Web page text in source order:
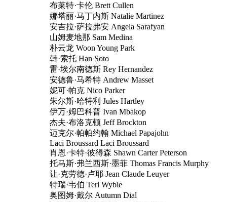
布莱特·卡伦 Brett Cullen
娜塔丽·马丁内斯 Natalie Martinez
安吉拉·萨拉弗安 Angela Sarafyan
山姆麦地那 Sam Medina
朴云龙 Woon Young Park
韩·索托 Han Soto
雷·埃尔南德斯 Rey Hernandez
安德鲁·马希特 Andrew Masset
妮可·帕克 Nico Parker
朱尔斯·哈特利 Jules Hartley
伊万·姆巴科普 Ivan Mbakop
杰夫·布洛克顿 Jeff Brockton
迈克尔·帕帕约翰 Michael Papajohn
Laci Broussard Laci Broussard
肖恩·卡特·彼得森 Shawn Carter Peterson
托马斯·弗兰西斯·墨菲 Thomas Francis Murphy
让·克劳德·卢耶 Jean Claude Leuyer
特瑞·韦伯 Teri Wyble
奥图姆·戴尔 Autumn Dial